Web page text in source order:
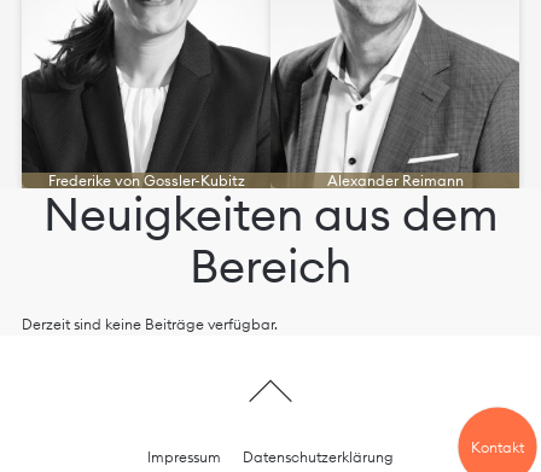
Kontakt
Frederike von Gossler-Kubitz Alexander Reimann
Neuigkeiten aus dem
Bereich
Derzeit sind keine Beiträge verfügbar.
Impressum Datenschutzerklärung